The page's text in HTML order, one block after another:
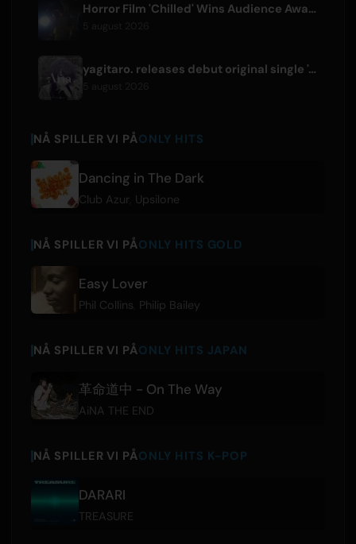
Horror Film 'Chilled' Wins Audience Award at Fantasia Festival
yagitaro. releases debut original single 'Aria.' with Suda Keina
NÅ SPILLER VI PÅONLY HITS
Dancing in The Dark
Club Azur, Upsilone
NÅ SPILLER VI PÅONLY HITS GOLD
Easy Lover
Phil Collins Philip Bailey
NÅ SPILLER VI PÅONLY HITS JAPAN
革命道中 - On The Way
AiNA THE END
NÅ SPILLER VI PÅONLY HITS K-POP
DARARI
TREASURE